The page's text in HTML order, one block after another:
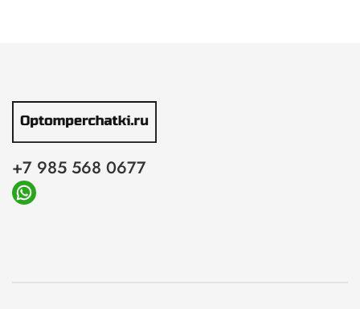
+7 985 568 0677